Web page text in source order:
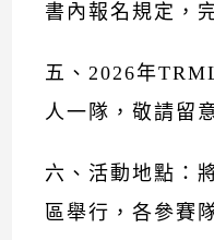
書內報名規定，
五、2026年
人一隊，敬請留
六、活動地點：
區舉行，各參賽